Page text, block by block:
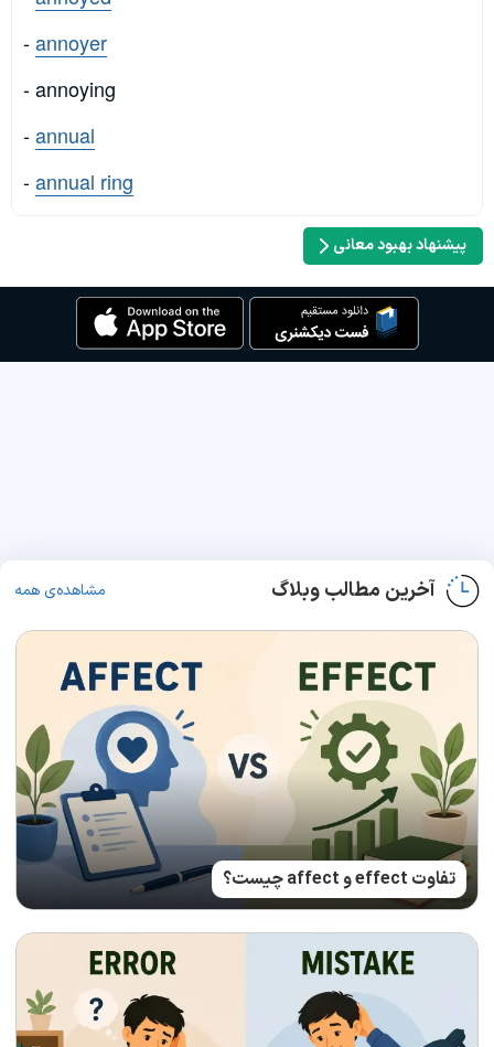
-annoyer
- annoying
-annual
-annual ring
پیشنهاد بهبود معانی
آخرین مطالب وبلاگ مشاهده‌ی همه
تفاوت effect و affect چیست؟